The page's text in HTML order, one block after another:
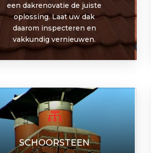
een dakrenovatie de juiste
oplossing. Laat uw dak
daarom inspecteren en
vakkundig vernieuwen.

SCHOORSTEEN